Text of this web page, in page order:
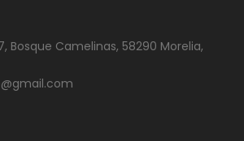
Bosque Camelinas, 58290 Morelia,